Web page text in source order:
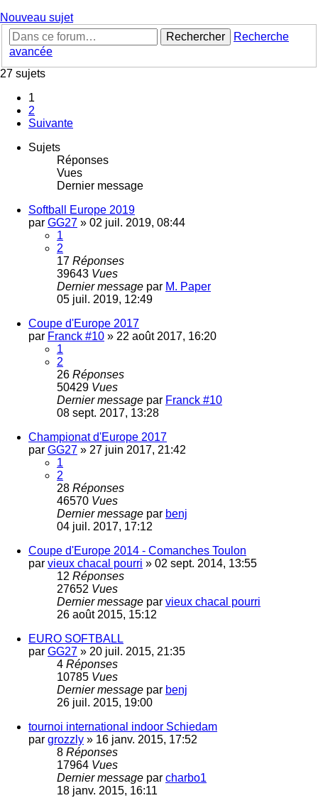
Nouveau sujet
Rechercher
Recherche
avancée
27 sujets
1
2
Suivante
Sujets
Réponses
Vues
Dernier message
Softball Europe 2019
par GG27 » 02 juil. 2019, 08:44
1
2
17 Réponses
39643 Vues
Dernier message par M. Paper
05 juil. 2019, 12:49
Coupe d'Europe 2017
par Franck #10 » 22 août 2017, 16:20
1
2
26 Réponses
50429 Vues
Dernier message par Franck #10
08 sept. 2017, 13:28
Championat d'Europe 2017
par GG27 » 27 juin 2017, 21:42
1
2
28 Réponses
46570 Vues
Dernier message par benj
04 juil. 2017, 17:12
Coupe d'Europe 2014 - Comanches Toulon
par vieux chacal pourri » 02 sept. 2014, 13:55
12 Réponses
27652 Vues
Dernier message par vieux chacal pourri
26 août 2015, 15:12
EURO SOFTBALL
par GG27 » 20 juil. 2015, 21:35
4 Réponses
10785 Vues
Dernier message par benj
26 juil. 2015, 19:00
tournoi international indoor Schiedam
par grozzly » 16 janv. 2015, 17:52
8 Réponses
17964 Vues
Dernier message par charbo1
18 janv. 2015, 16:11